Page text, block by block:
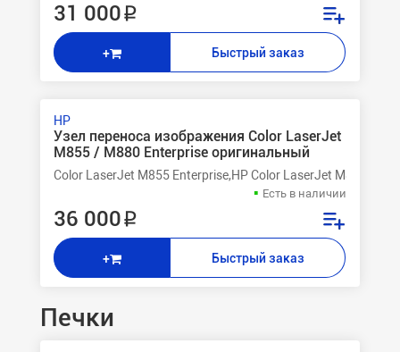
31 000 ₽
+ Быстрый заказ
HP
Узел переноса изображения Color LaserJet
M855 / M880 Enterprise оригинальный
Color LaserJet M855 Enterprise,HP Color LaserJet M855dn
Есть в наличии
36 000 ₽
+ Быстрый заказ
Печки